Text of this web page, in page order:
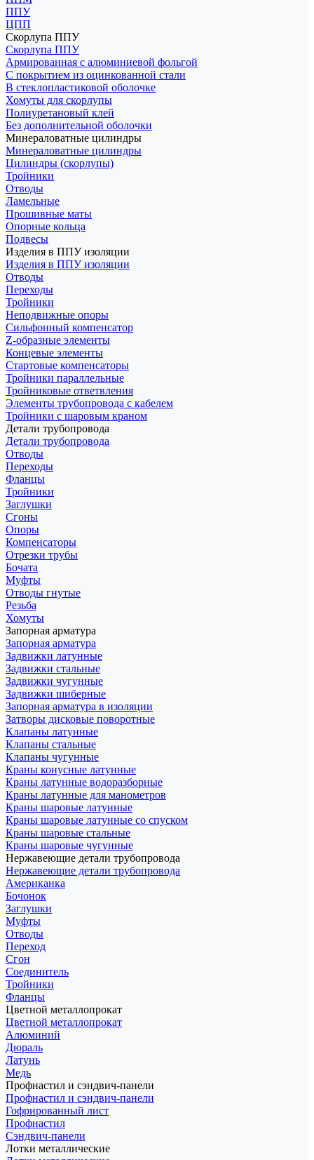
ППУ
ЦПП
Скорлупа ППУ
Скорлупа ППУ
Армированная с алюминиевой фольгой
С покрытием из оцинкованной стали
В стеклопластиковой оболочке
Хомуты для скорлупы
Полиуретановый клей
Без дополнительной оболочки
Минераловатные цилиндры
Минераловатные цилиндры
Цилиндры (скорлупы)
Тройники
Отводы
Ламельные
Прошивные маты
Опорные кольца
Подвесы
Изделия в ППУ изоляции
Изделия в ППУ изоляции
Отводы
Переходы
Тройники
Неподвижные опоры
Cильфонный компенсатор
Z-образные элементы
Концевые элементы
Стартовые компенсаторы
Тройники параллельные
Тройниковые ответвления
Элементы трубопровода с кабелем
Тройники с шаровым краном
Детали трубопровода
Детали трубопровода
Отводы
Переходы
Фланцы
Тройники
Заглушки
Сгоны
Опоры
Компенсаторы
Отрезки трубы
Бочата
Муфты
Отводы гнутые
Резьба
Хомуты
Запорная арматура
Запорная арматура
Задвижки латунные
Задвижки стальные
Задвижки чугунные
Задвижки шиберные
Запорная арматура в изоляции
Затворы дисковые поворотные
Клапаны латунные
Клапаны стальные
Клапаны чугунные
Краны конусные латунные
Краны латунные водоразборные
Краны латунные для манометров
Краны шаровые латунные
Краны шаровые латунные со спуском
Краны шаровые стальные
Краны шаровые чугунные
Нержавеющие детали трубопровода
Нержавеющие детали трубопровода
Американка
Бочонок
Заглушки
Муфты
Отводы
Переход
Сгон
Соединитель
Тройники
Фланцы
Цветной металлопрокат
Цветной металлопрокат
Алюминий
Дюраль
Латунь
Медь
Профнастил и сэндвич-панели
Профнастил и сэндвич-панели
Гофрированный лист
Профнастил
Сэндвич-панели
Лотки металлические